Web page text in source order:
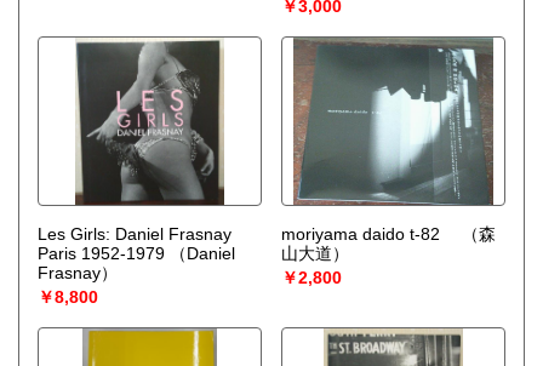
￥3,000
Les Girls: Daniel Frasnay
Paris 1952-1979
（Daniel
Frasnay）
￥8,800
moriyama daido t-82
（森
山大道）
￥2,800